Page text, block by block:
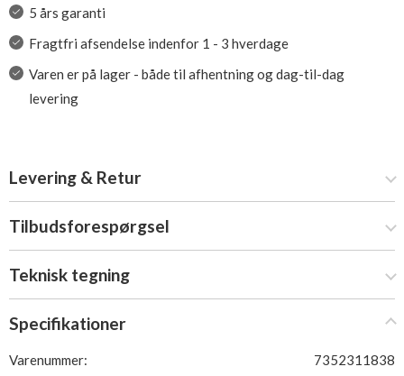
5 års garanti
Fragtfri afsendelse indenfor 1 - 3 hverdage
Varen er på lager - både til afhentning og dag-til-dag
levering
Levering & Retur
Tilbudsforespørgsel
Teknisk tegning
Specifikationer
Varenummer:
7352311838